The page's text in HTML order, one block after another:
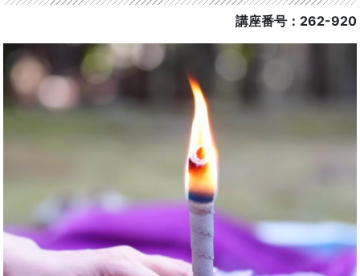
講座番号：262-920